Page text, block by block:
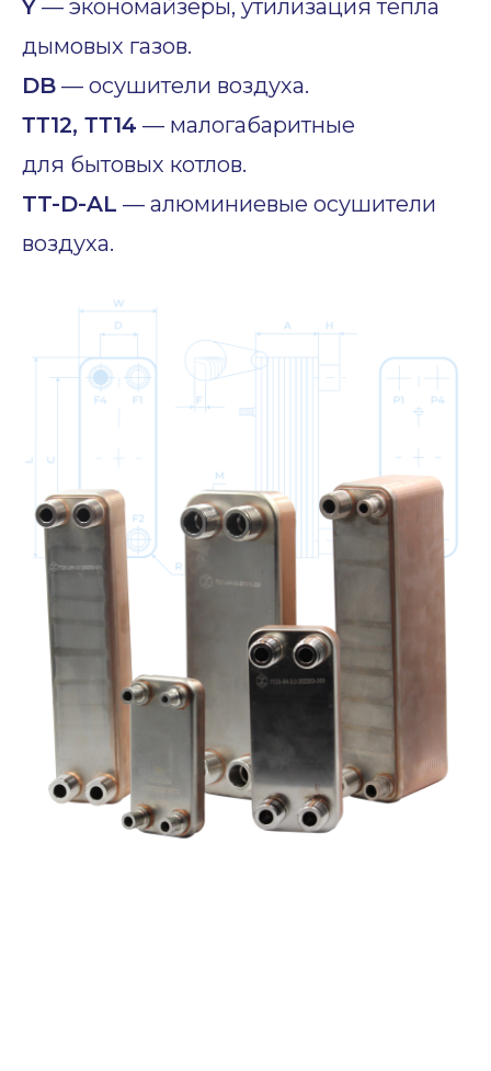
Y — экономайзеры, утилизация тепла
дымовых газов.
DB — осушители воздуха.
ТТ12, ТТ14 — малогабаритные
для бытовых котлов.
TT-D-AL — алюминиевые осушители
воздуха.